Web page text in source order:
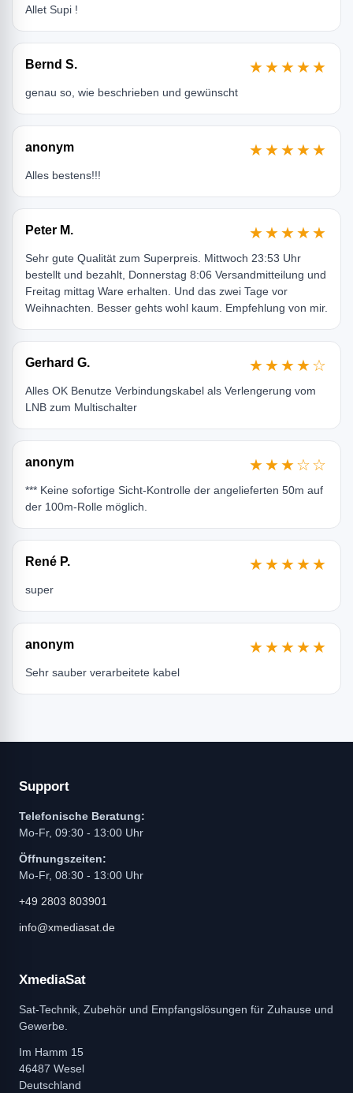
Allet Supi !
Bernd S. ★★★★★
genau so, wie beschrieben und gewünscht
anonym ★★★★★
Alles bestens!!!
Peter M. ★★★★★
Sehr gute Qualität zum Superpreis. Mittwoch 23:53 Uhr
bestellt und bezahlt, Donnerstag 8:06 Versandmitteilung und
Freitag mittag Ware erhalten. Und das zwei Tage vor
Weihnachten. Besser gehts wohl kaum. Empfehlung von mir.
Gerhard G. ★★★★☆
Alles OK Benutze Verbindungskabel als Verlengerung vom
LNB zum Multischalter
anonym ★★★☆☆
*** Keine sofortige Sicht-Kontrolle der angelieferten 50m auf
der 100m-Rolle möglich.
René P. ★★★★★
super
anonym ★★★★★
Sehr sauber verarbeitete kabel
Support
Telefonische Beratung:
Mo-Fr, 09:30 - 13:00 Uhr
Öffnungszeiten:
Mo-Fr, 08:30 - 13:00 Uhr
+49 2803 803901
info@xmediasat.de
XmediaSat
Sat-Technik, Zubehör und Empfangslösungen für Zuhause und
Gewerbe.
Im Hamm 15
46487 Wesel
Deutschland